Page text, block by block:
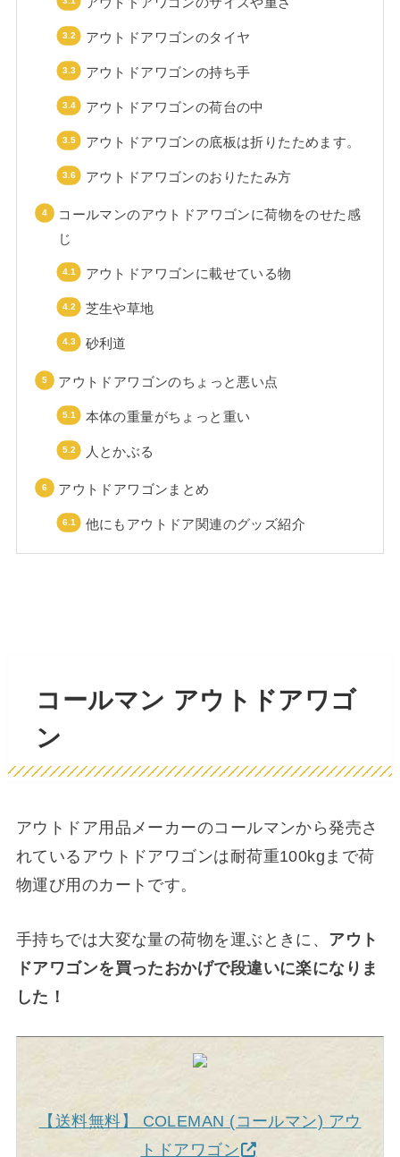
アウトドアワゴンのタイヤ
アウトドアワゴンの持ち手
アウトドアワゴンの荷台の中
アウトドアワゴンの底板は折りたためます。
アウトドアワゴンのおりたたみ方
コールマンのアウトドアワゴンに荷物をのせた感
じ
アウトドアワゴンに載せている物
芝生や草地
砂利道
アウトドアワゴンのちょっと悪い点
本体の重量がちょっと重い
人とかぶる
アウトドアワゴンまとめ
他にもアウトドア関連のグッズ紹介
コールマン アウトドアワゴ
ン
アウトドア用品メーカーのコールマンから発売さ
れているアウトドアワゴンは耐荷重100kgまで荷
物運び用のカートです。
手持ちでは大変な量の荷物を運ぶときに、 アウト
ドアワゴンを買ったおかげで段違いに楽になりま
した！
【送料無料】 COLEMAN (コールマン) アウ
トドアワゴン